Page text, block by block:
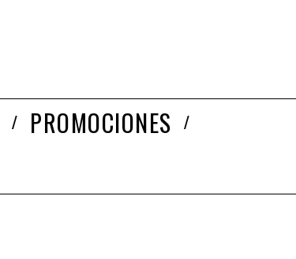
PROMOCIONES